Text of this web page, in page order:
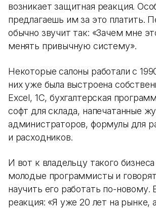
возникает защитная реакция.
предлагаешь им за это платить.
обычно звучит так: «Зачем мне
менять привычную систему».
Некоторые салоны работали с
них уже была выстроена
Excel, 1С, бухгалтерская
софт для склада, напечатанные
администраторов, формулы для
и расходников.
И вот к владельцу такого
молодые программисты и
научить его работать по-новому.
реакция: «Я уже 20 лет на рынке,